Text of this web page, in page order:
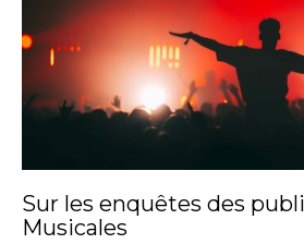
Sur les enquêtes des
Musicales